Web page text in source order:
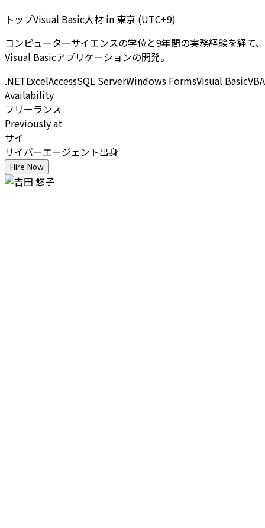
トップVisual Basic人材 in 東京 (UTC+9)
コンピューターサイエンスの学位と9年間の実務経験を経
Visual Basicアプリケーションの開発。
.NETExcelAccessSQL ServerWindows FormsVisual BasicVBA
Availability
フリーランス
Previously at
サイ
サイバーエージェント出身
Hire Now